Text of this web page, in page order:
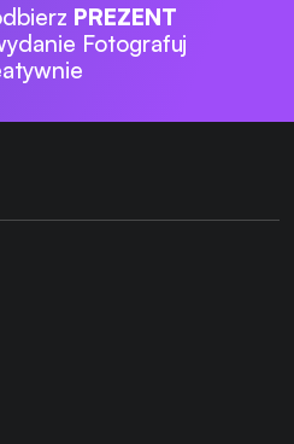
PREZENT
Fotografuj